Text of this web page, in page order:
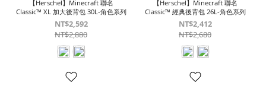
【Herschel】Minecraft 聯名
Classic™ XL 加大後背包 30L-角色系列
NT$2,592
NT$2,880
【Herschel】Minecraft 聯名
Classic™ 經典後背包 26L-角色系列
NT$2,412
NT$2,680